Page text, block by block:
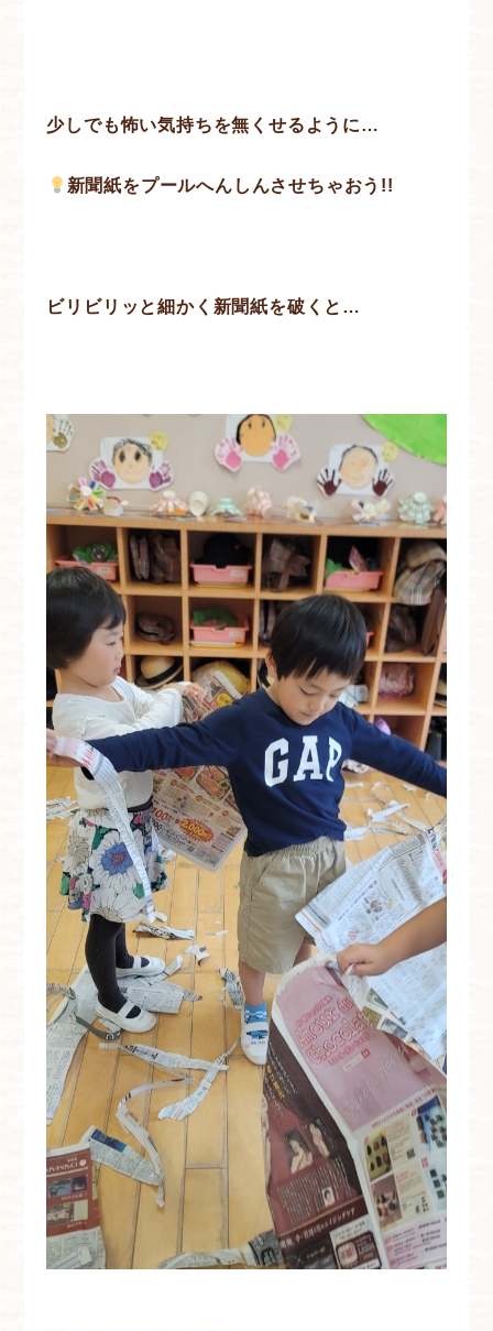
少しでも怖い気持ちを無くせるように…
新聞紙をプールへんしんさせちゃおう!!
ビリビリッと細かく新聞紙を破くと…